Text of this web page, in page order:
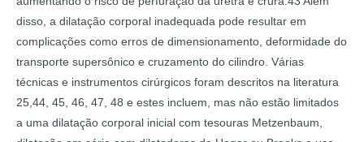
disso, a dilatação corporal inadequada pode resultar em
complicações como erros de dimensionamento, deformidade do
transporte supersônico e cruzamento do cilindro. Várias
técnicas e instrumentos cirúrgicos foram descritos na literatura
25,44, 45, 46, 47, 48 e estes incluem, mas não estão limitados
a uma dilatação corporal inicial com tesouras Metzenbaum,